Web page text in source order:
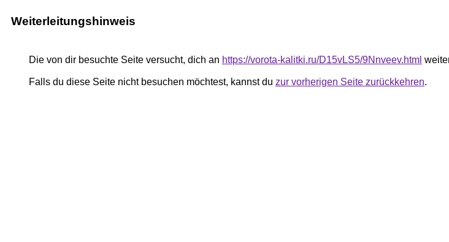
Weiterleitungshinweis
Die von dir besuchte Seite versucht, dich an https://vorota-kalitki.ru/D15vLS5/9Nnveev.html
Falls du diese Seite nicht besuchen möchtest, kannst du zur vorherigen Seite zurückkehren.